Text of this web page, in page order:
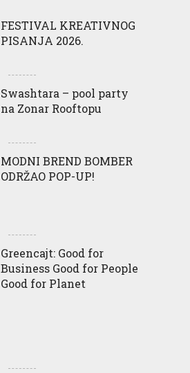
FESTIVAL KREATIVNOG
PISANJA 2026.
Swashtara – pool party
na Zonar Rooftopu
MODNI BREND BOMBER
ODRŽAO POP-UP!
Greencajt: Good for
Business Good for People
Good for Planet